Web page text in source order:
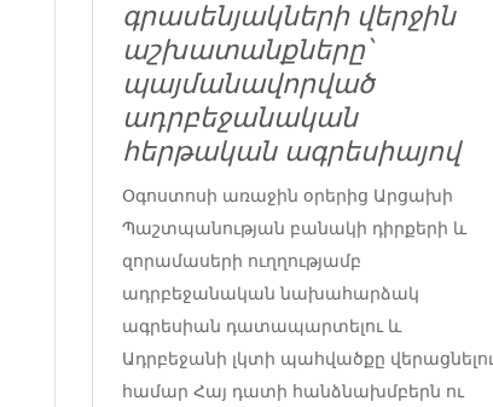
գրասենյակների վերջին
աշխատանքները՝
պայմանավորված
ադրբեջանական
հերթական ագրեսիայով
Օգոստոսի առաջին օրերից Արցախի
Պաշտպանության բանակի դիրքերի և
զորամասերի ուղղությամբ
ադրբեջանական նախահարձակ
ագրեսիան դատապարտելու և
Ադրբեջանի լկտի պահվածքը վերացնելու
համար Հայ դատի հանձնախմբերն ու